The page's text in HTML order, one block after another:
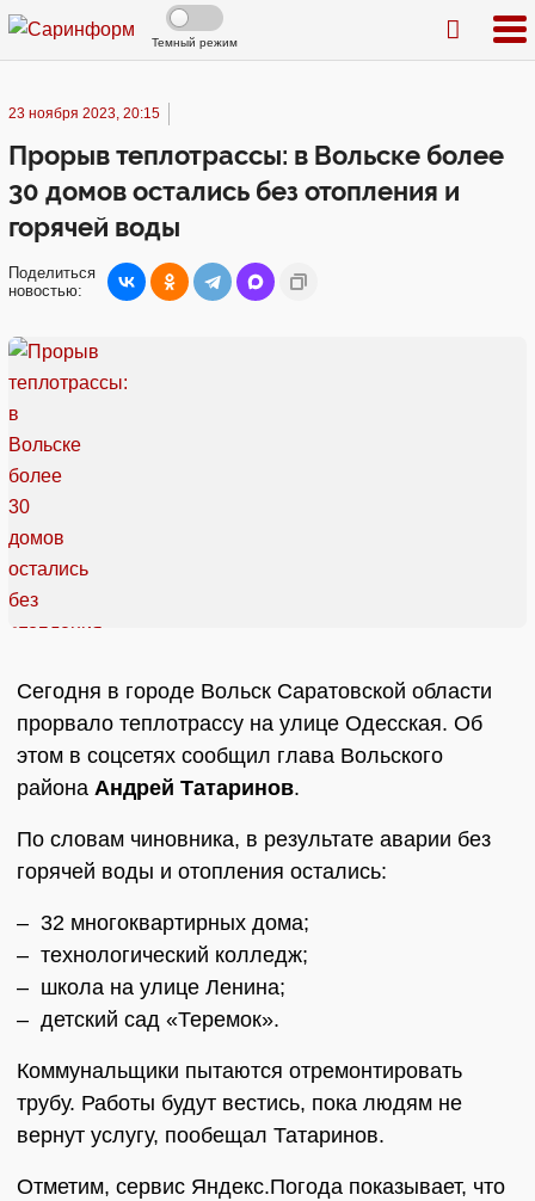
Темный режим
23 ноября 2023, 20:15
Прорыв теплотрассы: в Вольске более
30 домов остались без отопления и
горячей воды
Поделиться
новостью:
Сегодня в городе Вольск Саратовской области
прорвало теплотрассу на улице Одесская. Об
этом в соцсетях сообщил глава Вольского
района Андрей Татаринов.
По словам чиновника, в результате аварии без
горячей воды и отопления остались:
– 32 многоквартирных дома;
– технологический колледж;
– школа на улице Ленина;
– детский сад «Теремок».
Коммунальщики пытаются отремонтировать
трубу. Работы будут вестись, пока людям не
вернут услугу, пообещал Татаринов.
Отметим, сервис Яндекс.Погода показывает, что